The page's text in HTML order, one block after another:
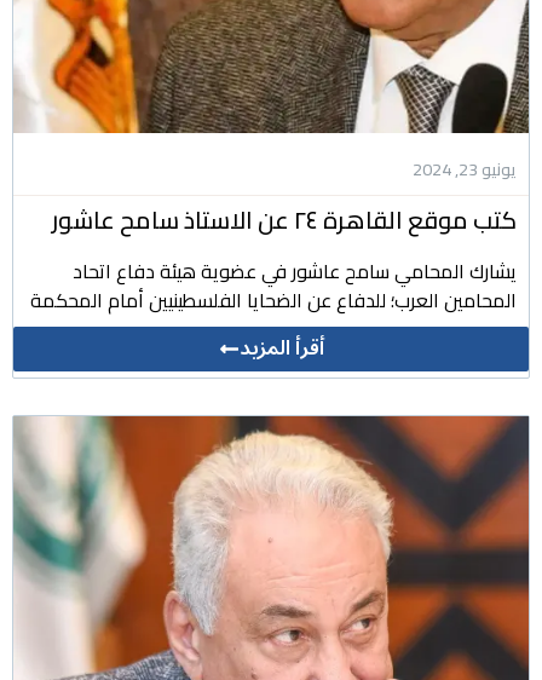
يونيو 23, 2024
كتب موقع القاهرة ٢٤ عن الاستاذ سامح عاشور
يشارك المحامي سامح عاشور في عضوية هيئة دفاع اتحاد
المحامين العرب؛ للدفاع عن الضحايا الفلسطينيين أمام المحكمة
أقرأ المزيد